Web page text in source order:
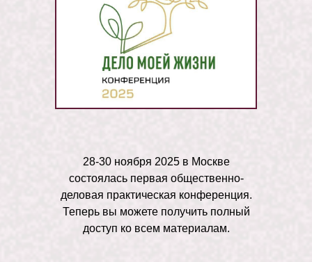
28-30 ноября 2025 в Москве
состоялась первая общественно-
деловая практическая конференция.
Теперь вы можете получить полный
доступ ко всем материалам.